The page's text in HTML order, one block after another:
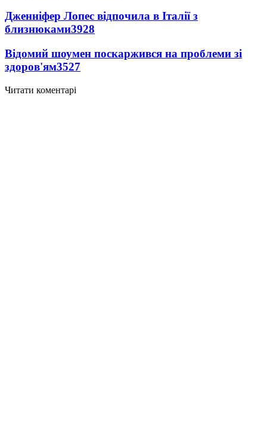
Дженніфер Лопес відпочила в Італії з
близнюками3928
Відомий шоумен поскаржився на проблеми зі
здоров'ям3527
Читати коментарі